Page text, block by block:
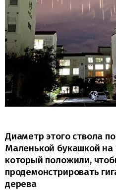
Диаметр этого ствола
Маленькой букашкой
который положили,
продемонстрировать
дерева